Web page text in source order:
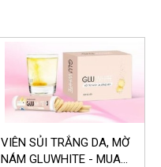
VIÊN SỦI TRẮNG DA, MỜ
NÁM GLUWHITE - MUA...